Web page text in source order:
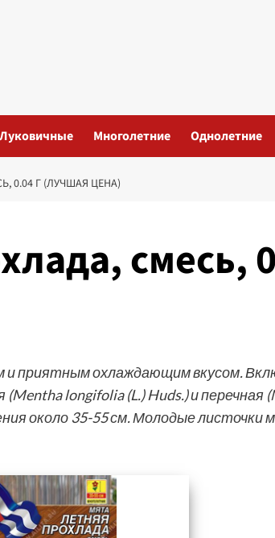
Луковичные Многолетние Однолетние
0.04 Г (ЛУЧШАЯ ЦЕНА)
смесь,
приятным охлаждающим вкусом.
longifolia (L.) Huds.) и перечная
около 35-55 см. Молодые листочки